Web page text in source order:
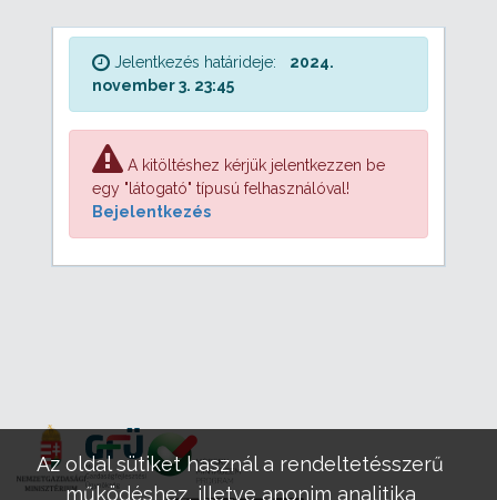
Jelentkezés határideje:
2024.
november 3. 23:45
A kitöltéshez kérjük jelentkezzen be
egy "látogató" típusú felhasználóval!
Bejelentkezés
Az oldal sütiket használ a rendeltetésszerű
működéshez, illetve anonim analitika